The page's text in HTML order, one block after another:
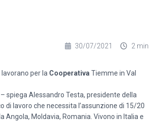
30/07/2021 2 min
per la Cooperativa Tiemme in Val
spiega Alessandro Testa, presidente della
di lavoro che necessita l’assunzione di 15/20
Angola, Moldavia, Romania. Vivono in Italia e